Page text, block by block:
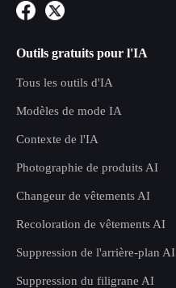
Outils gratuits pour l'IA
Tous les outils d'IA
Modèles de mode IA
Contexte de l'IA
Photographie de produits AI
Changeur de vêtements AI
Recoloration de vêtements AI
Suppression de l'arrière-plan AI
Suppression du filigrane AI